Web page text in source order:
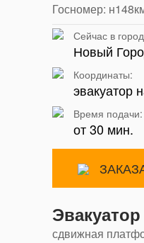
Госномер:
Сейчас в
Новый
Координаты:
эвакуатор
Время подачи:
от 30 мин.
сдвижная